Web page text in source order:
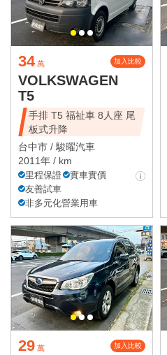
34 萬 加入比較
VOLKSWAGEN
T5
手排 T5 福祉車 8人座 尾
板式升降
台中市 / 駿曜汽車
2011年 / km
里程保證
實車實價
友善試車
非多元化營業用車
29 萬 加入比較